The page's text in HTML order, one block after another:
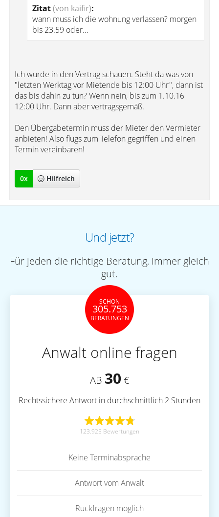
Zitat(von kaifir):
wann muss ich die wohnung verlassen? morgen
bis 23.59 oder...
Ich würde in den Vertrag schauen. Steht da was von
"letzten Werktag vor Mietende bis 12:00 Uhr", dann ist
das bis dahin zu tun? Wenn nein, bis zum 1.10.16
12:00 Uhr. Dann aber vertragsgemäß.
Den Übergabetermin muss der Mieter den Vermieter
anbieten! Also flugs zum Telefon gegriffen und einen
Termin vereinbaren!
0x Hilfreich
Und jetzt?
Für jeden die richtige Beratung, immer gleich
gut.
SCHON
305.753
BERATUNGEN
Anwalt online fragen
AB 30 €
Rechtssichere Antwort in durchschnittlich 2 Stunden
123.925 Bewertungen
Keine Terminabsprache
Antwort vom Anwalt
Rückfragen möglich